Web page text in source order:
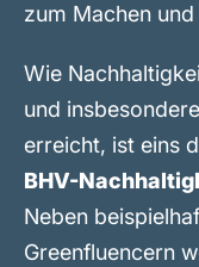
zum Machen
Wie
und
erreicht, ist eins
BHV-
Neben
Greenfluencern